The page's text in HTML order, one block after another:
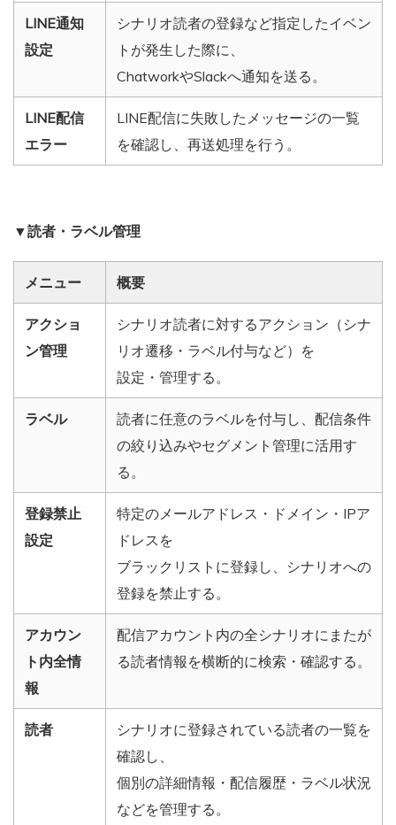
LINE通知
設定
シナリオ読者の登録など指定したイベン
トが発生した際に、
ChatworkやSlackへ通知を送る。
LINE配信
エラー
LINE配信に失敗したメッセージの一覧
を確認し、再送処理を行う。
▼読者・ラベル管理
メニュー 概要
アクショ
ン管理
シナリオ読者に対するアクション（シナ
リオ遷移・ラベル付与など）を
設定・管理する。
ラベル
読者に任意のラベルを付与し、配信条件
の絞り込みやセグメント管理に活用す
る。
登録禁止
設定
特定のメールアドレス・ドメイン・IPア
ドレスを
ブラックリストに登録し、シナリオへの
登録を禁止する。
アカウン
ト内全情
報
配信アカウント内の全シナリオにまたが
る読者情報を横断的に検索・確認する。
読者
シナリオに登録されている読者の一覧を
確認し、
個別の詳細情報・配信履歴・ラベル状況
などを管理する。